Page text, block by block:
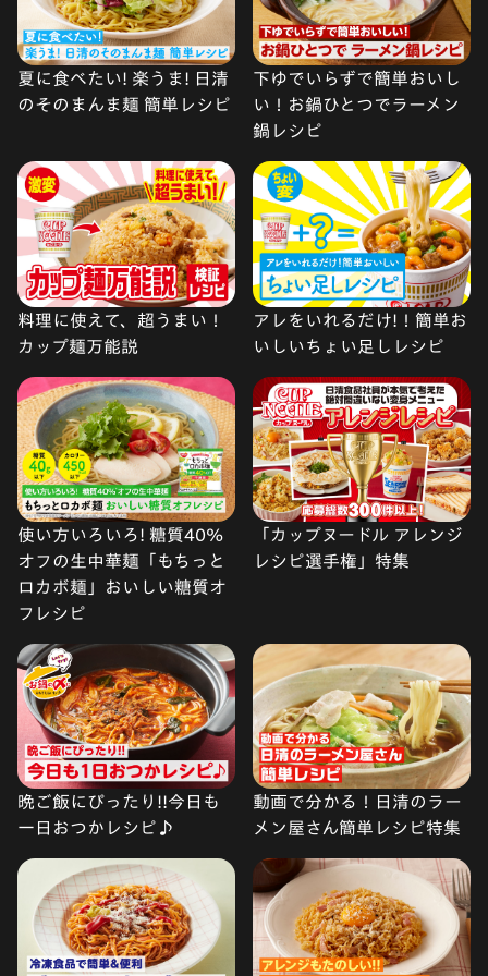
夏に食べたい! 楽うま! 日清
のそのまんま麺 簡単レシピ
下ゆでいらずで簡単おいし
い！お鍋ひとつでラーメン
鍋レシピ
料理に使えて、超うまい！
カップ麺万能説
アレをいれるだけ!！簡単お
いしいちょい足しレシピ
使い方いろいろ! 糖質40%
オフの生中華麺「もちっと
ロカボ麺」おいしい糖質オ
フレシピ
「カップヌードル アレンジ
レシピ選手権」特集
晩ご飯にぴったり!!今日も
一日おつかレシピ♪
動画で分かる！日清のラー
メン屋さん簡単レシピ特集